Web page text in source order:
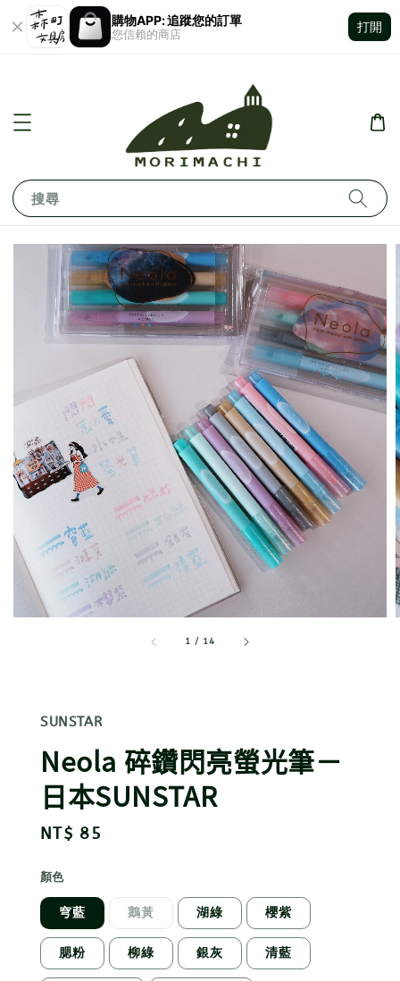
購物APP: 追蹤您的訂單
您信賴的商店
打開
搜尋
1 / 14
SUNSTAR
Neola 碎鑽閃亮螢光筆－
日本SUNSTAR
Regular
NT$ 85
顏色
穹藍 鵝黃 湖綠 櫻紫
腮粉 柳綠 銀灰 清藍